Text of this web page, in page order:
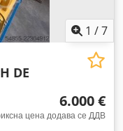
1 /7
DE
6.000 €
цена додава се ДДВ